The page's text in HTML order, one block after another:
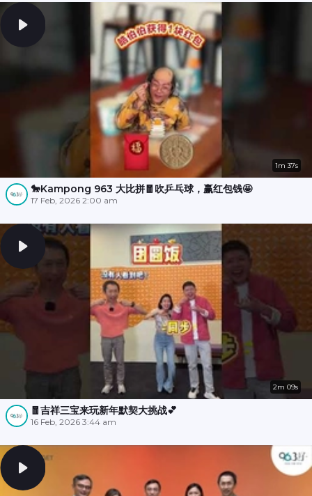
1m 37s
🐎Kampong 963 大比拼🧧吹乒乓球，赢红包钱🤩
17 Feb, 2026 2:00 am
2m 09s
🧧吉祥三宝来玩新年默契大挑战💕
16 Feb, 2026 3:44 am